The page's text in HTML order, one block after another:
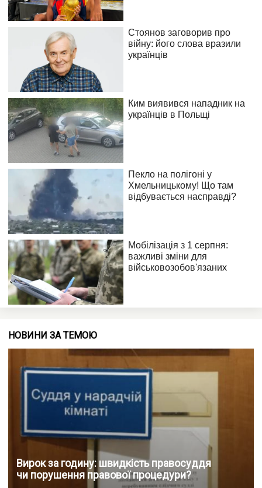
НОВИНИ ЗА ТЕМОЮ
Вирок за годину: швидкість правосуддя
чи порушення правової процедури?